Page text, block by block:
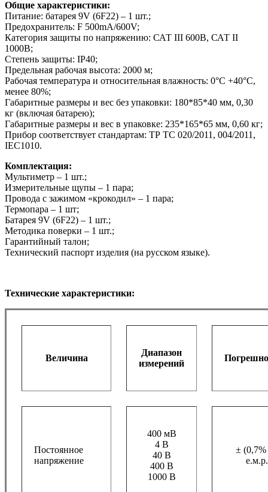
Общие характеристики:
Питание: батарея 9V (6F22) – 1 шт.;
Предохранитель: F 500mA/600V;
Категория защиты по напряжению: САТ III 600В, САТ II
1000В;
Степень защиты: IP40;
Предельная рабочая высота: 2000 м;
Рабочая температура и относительная влажность: 0°C +40°C,
менее 80%;
Габаритные размеры и вес без упаковки: 180*85*40 мм, 0,30
кг (включая батарею);
Габаритные размеры и вес в упаковке: 235*165*65 мм, 0,60 кг;
Прибор соответствует стандартам: ТР ТС 020/2011, 004/2011,
IEC1010.
Комплектация:
Мультиметр – 1 шт.;
Измерительные щупы – 1 пара;
Провода с зажимом «крокодил» – 1 пара;
Термопара – 1 шт;
Батарея 9V (6F22) – 1 шт.;
Методика поверки – 1 шт.;
Гарантийный талон;
Технический паспорт изделия (на русском языке).
Технические характеристики:
Величина
Диапазон
измерений
Постоянное
напряжение
400 мВ
4 В
40 В
400 В
1000 В
± (0,7%